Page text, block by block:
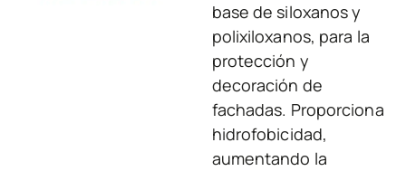
base de siloxanos y
polixiloxanos, para la
protección y
decoración de
fachadas. Proporciona
hidrofobicidad,
aumentando la